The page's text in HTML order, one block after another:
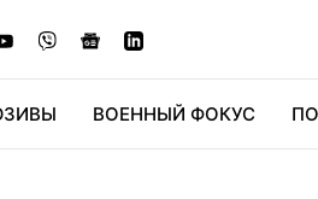
ВОЕННЫЙ ФОКУС